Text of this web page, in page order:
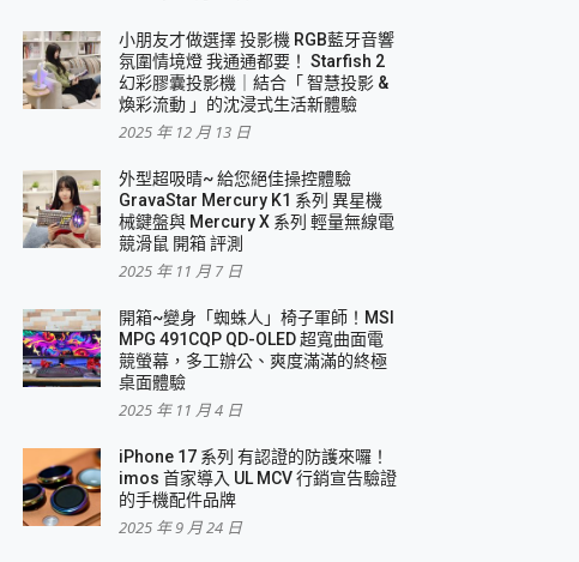
小朋友才做選擇 投影機 RGB藍牙音響
氛圍情境燈 我通通都要！ Starfish 2
幻彩膠囊投影機｜結合「 智慧投影 &
煥彩流動 」的沈浸式生活新體驗
2025 年 12 月 13 日
外型超吸晴~ 給您絕佳操控體驗
GravaStar Mercury K1 系列 異星機
械鍵盤與 Mercury X 系列 輕量無線電
競滑鼠 開箱 評測
2025 年 11 月 7 日
開箱~變身「蜘蛛人」椅子軍師！MSI
MPG 491CQP QD-OLED 超寬曲面電
競螢幕，多工辦公、爽度滿滿的終極
桌面體驗
2025 年 11 月 4 日
iPhone 17 系列 有認證的防護來囉！
imos 首家導入 UL MCV 行銷宣告驗證
的手機配件品牌
2025 年 9 月 24 日